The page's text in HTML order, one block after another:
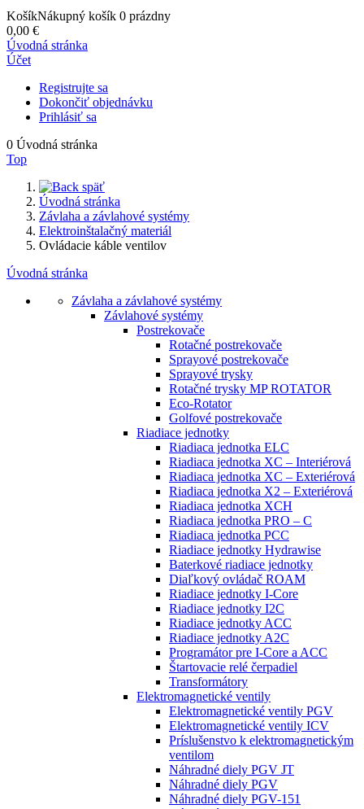
KošíkNákupný košík 0 prázdny
0,00 €
Úvodná stránka
Účet
Registrujte sa
Dokončiť objednávku
Prihlásiť sa
0 Úvodná stránka
Top
späť
Úvodná stránka
Závlaha a závlahové systémy
Elektroinštalačný materiál
Ovládacie káble ventilov
Úvodná stránka
Závlaha a závlahové systémy
Závlahové systémy
Postrekovače
Rotačné postrekovače
Sprayové postrekovače
Sprayové trysky
Rotačné trysky MP ROTATOR
Eco-Rotator
Golfové postrekovače
Riadiace jednotky
Riadiaca jednotka ELC
Riadiaca jednotka XC – Interiérová
Riadiaca jednotka XC – Exteriérová
Riadiaca jednotka X2 – Exteriérová
Riadiaca jednotka XCH
Riadiaca jednotka PRO – C
Riadiaca jednotka PCC
Riadiace jednotky Hydrawise
Baterkové riadiace jednotky
Diaľkový ovládač ROAM
Riadiace jednotky I-Core
Riadiace jednotky I2C
Riadiace jednotky ACC
Riadiace jednotky A2C
Programátor pre I-Core a ACC
Štartovacie relé čerpadiel
Transformátory
Elektromagnetické ventily
Elektromagnetické ventily PGV
Elektromagnetické ventily ICV
Príslušenstvo k elektromagnetickým
ventilom
Náhradné diely PGV JT
Náhradné diely PGV
Náhradné diely PGV-151